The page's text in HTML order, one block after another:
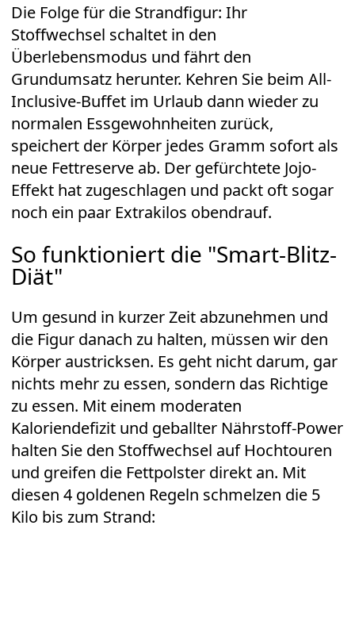
Die Folge für die Strandfigur: Ihr
Stoffwechsel schaltet in den
Überlebensmodus und fährt den
Grundumsatz herunter. Kehren Sie beim All-
Inclusive-Buffet im Urlaub dann wieder zu
normalen Essgewohnheiten zurück,
speichert der Körper jedes Gramm sofort als
neue Fettreserve ab. Der gefürchtete Jojo-
Effekt hat zugeschlagen und packt oft sogar
noch ein paar Extrakilos obendrauf.
So funktioniert die "Smart-Blitz-
Diät"
Um gesund in kurzer Zeit abzunehmen und
die Figur danach zu halten, müssen wir den
Körper austricksen. Es geht nicht darum, gar
nichts mehr zu essen, sondern das Richtige
zu essen. Mit einem moderaten
Kaloriendefizit und geballter Nährstoff-Power
halten Sie den Stoffwechsel auf Hochtouren
und greifen die Fettpolster direkt an. Mit
diesen 4 goldenen Regeln schmelzen die 5
Kilo bis zum Strand: